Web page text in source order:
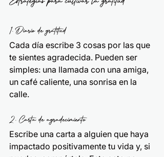
1. Diario de gratitud
Cada día escribe 3 cosas por las que
te sientes agradecida. Pueden ser
simples: una llamada con una amiga,
un café caliente, una sonrisa en la
calle.
2. Carta de agradecimiento
Escribe una carta a alguien que haya
impactado positivamente tu vida y, si